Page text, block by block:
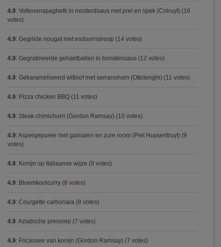
4.9: Volkorenspaghetti in mosterdsaus met prei en spek (Colruyt) (16
votes)
4.9: Gegrilde nougat met esdoornsiroop (14 votes)
4.9: Gegratineerde gehaktballen in tomatensaus (12 votes)
4.9: Gekarameliseerd witloof met serranoham (Ottolenghi) (11 votes)
4.9: Pizza chicken BBQ (11 votes)
4.9: Steak chimichurri (Gordon Ramsay) (10 votes)
4.9: Aspergepuree met garnalen en zure room (Piet Huysentruyt) (9
votes)
4.9: Konijn op Italiaanse wijze (9 votes)
4.9: Bloemkoolcurry (8 votes)
4.9: Courgette carbonara (8 votes)
4.9: Aziatische preisoep (7 votes)
4.9: Fricassee van konijn (Gordon Ramsay) (7 votes)